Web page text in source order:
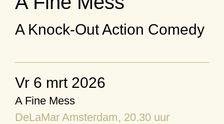
A Knock-Out Action Comedy
vr 6 mrt 2026
A Fine Mess
DeLaMar Amsterdam, 20.30 uur